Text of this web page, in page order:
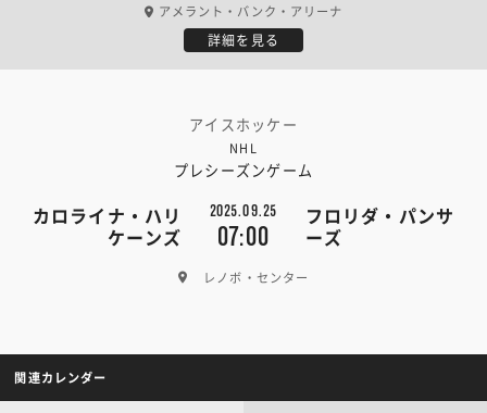
アメラント・バンク・アリーナ
詳細を見る
アイスホッケー
NHL
プレシーズンゲーム
カロライナ・ハリ
ケーンズ
2025.09.25
07:00
フロリダ・パンサ
ーズ
レノボ・センター
関連カレンダー